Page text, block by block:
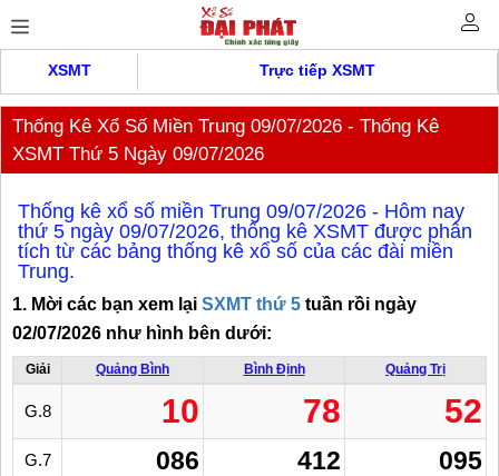
XSMT Trực tiếp XSMT
Thống Kê Xổ Số Miền Trung 09/07/2026 - Thống Kê
XSMT Thứ 5 Ngày 09/07/2026
Thống kê xổ số miền Trung 09/07/2026 - Hôm nay
thứ 5 ngày 09/07/2026, thống kê XSMT được phân
tích từ các bảng thống kê xổ số của các đài miền
Trung.
1. Mời các bạn xem lại SXMT thứ 5 tuần rồi ngày
02/07/2026 như hình bên dưới:
Giải Quảng Bình Bình Định Quảng Trị
G.8 10 78 52
G.7 086 412 095